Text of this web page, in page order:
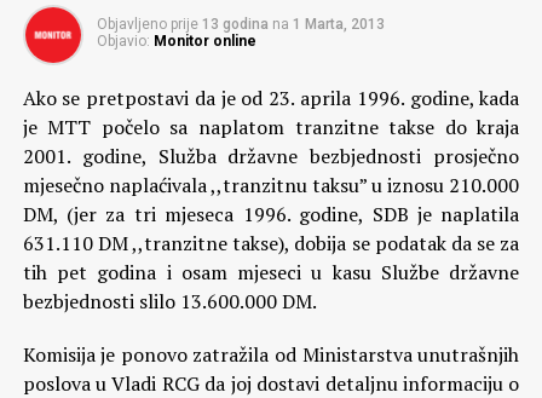
Objavljeno prije 13 godina na 1 Marta, 2013
Objavio: Monitor online
Ako se pretpostavi da je od 23. aprila 1996. godine, kada
je MTT počelo sa naplatom tranzitne takse do kraja
2001. godine, Služba državne bezbjednosti prosječno
mjesečno naplaćivala ,,tranzitnu taksu” u iznosu 210.000
DM, (jer za tri mjeseca 1996. godine, SDB je naplatila
631.110 DM ,,tranzitne takse), dobija se podatak da se za
tih pet godina i osam mjeseci u kasu Službe državne
bezbjednosti slilo 13.600.000 DM.
Komisija je ponovo zatražila od Ministarstva unutrašnjih
poslova u Vladi RCG da joj dostavi detaljnu informaciju o